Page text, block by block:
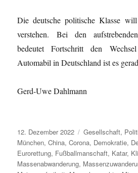
Die deutsche politische Klasse
verstehen. Bei den
bedeutet Fortschritt den
Automabil in Deutschland ist es
Gerd-Uwe Dahlmann
Veröffentlicht
am
12. Dezember 2022 Kategorien
Gesellschaft,
München,China,Corona, Demokratie,
Eurorettung, Fußballmanschaft, Katar,
Massenabwanderung,